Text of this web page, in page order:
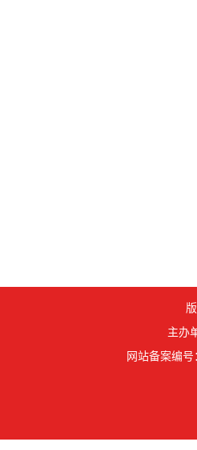
主办
网站备案编